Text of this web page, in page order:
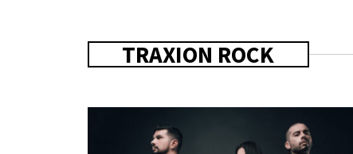
TRAXION ROCK